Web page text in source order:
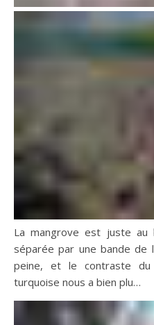
La mangrove est juste
séparée par une bande
peine, et le contraste
turquoise nous a bien plu…